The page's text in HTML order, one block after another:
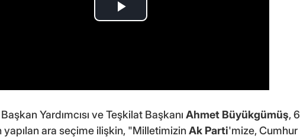
Yardımcısı ve Teşkilat Başkanı Ahmet Büyükgümüş, 6
ara seçime ilişkin, "MilletimizinAk Parti'mize, Cumhur